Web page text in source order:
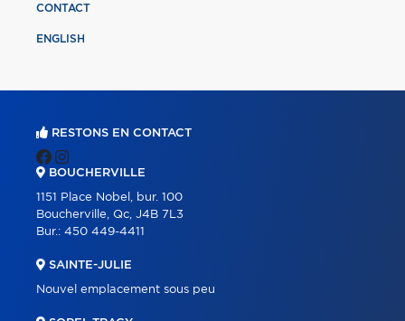
CONTACT
ENGLISH
RESTONS EN CONTACT
BOUCHERVILLE
1151 Place Nobel, bur. 100
Boucherville, Qc, J4B 7L3
Bur.: 450 449-4411
SAINTE-JULIE
Nouvel emplacement sous peu